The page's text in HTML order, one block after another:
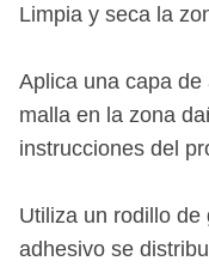
Limpia y seca la
Aplica una capa
malla en la zona
instrucciones del
Utiliza un rodillo de
adhesivo se